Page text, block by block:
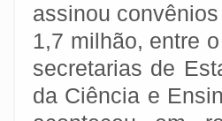
assinou
1,7 milhão, entre
secretarias de
da Ciência e